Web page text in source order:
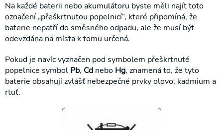
Na každé baterii nebo akumulátoru byste měli najít toto
označení „přeškrtnutou popelnicí“, které připomíná, že
baterie nepatří do směsného odpadu, ale že musí být
odevzdána na místa k tomu určená.
Pokud je navíc vyznačen pod symbolem přeškrtnuté
popelnice symbol Pb, Cd nebo Hg, znamená to, že tyto
baterie obsahují zvlášť nebezpečné prvky olovo, kadmium a
rtuť.